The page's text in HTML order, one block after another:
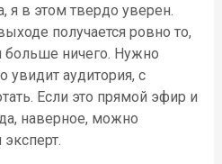
я в этом твердо уверен.
получается ровно то,
больше ничего. Нужно
увидит аудитория, с
Если это прямой эфир и
наверное, можно